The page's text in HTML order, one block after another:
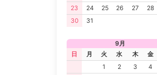
23
24 25 26 27 28
30
31
9月
日
月 火 水 木 金
1
2 3 4